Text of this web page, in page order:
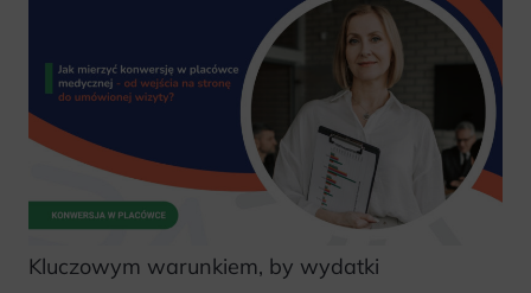
Kluczowym warunkiem, by wydatki